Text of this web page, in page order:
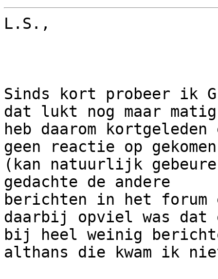
L.S.,
Sinds kort probeer ik
dat lukt nog maar
heb daarom
geen reactie op gekomen
(kan natuurlijk
gedachte de andere
berichten in het forum
daarbij opviel was dat
bij heel weinig
althans die kwam ik